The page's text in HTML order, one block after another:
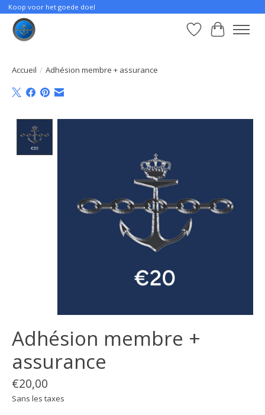
Koop voor het goede doel
Liste dePanier
Accueil / Adhésion membre + assurance
Adhésion membre +
assurance
€20,00
Sans les taxes